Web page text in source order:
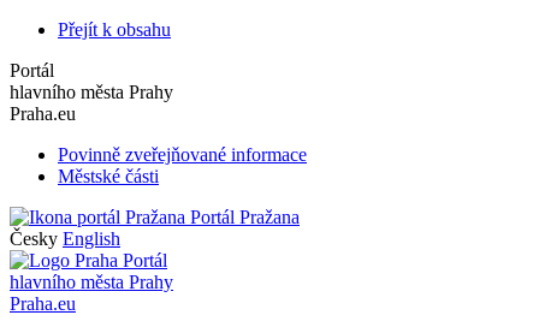
Přejít k obsahu
Portál
hlavního města Prahy
Praha.eu
Povinně zveřejňované informace
Městské části
Portál Pražana
Česky English
Portál
hlavního města Prahy
Praha.eu